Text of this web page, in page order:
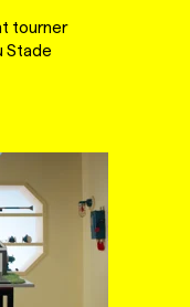
tourner
Stade